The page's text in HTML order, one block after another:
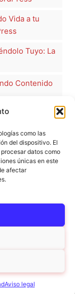
como las
del dispositivo. El
datos como
únicas en este
afectar
Aviso legal
Vida a tu
Tuyo: La
Contenido
la
el
el